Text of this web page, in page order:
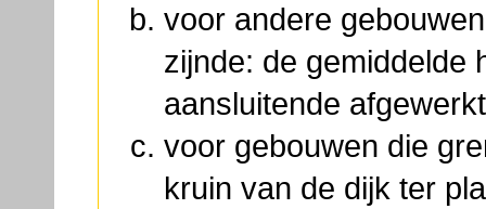
voor andere
zijnde: de gemiddelde
aansluitende
voor gebouwen die
kruin van de dijk ter